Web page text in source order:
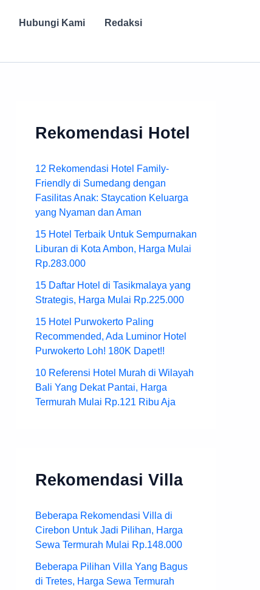
Hubungi Kami
Redaksi
Rekomendasi Hotel
12 Rekomendasi Hotel Family-
Friendly di Sumedang dengan
Fasilitas Anak: Staycation Keluarga
yang Nyaman dan Aman
15 Hotel Terbaik Untuk Sempurnakan
Liburan di Kota Ambon, Harga Mulai
Rp.283.000
15 Daftar Hotel di Tasikmalaya yang
Strategis, Harga Mulai Rp.225.000
15 Hotel Purwokerto Paling
Recommended, Ada Luminor Hotel
Purwokerto Loh! 180K Dapet!!
10 Referensi Hotel Murah di Wilayah
Bali Yang Dekat Pantai, Harga
Termurah Mulai Rp.121 Ribu Aja
Rekomendasi Villa
Beberapa Rekomendasi Villa di
Cirebon Untuk Jadi Pilihan, Harga
Sewa Termurah Mulai Rp.148.000
Beberapa Pilihan Villa Yang Bagus
di Tretes, Harga Sewa Termurah